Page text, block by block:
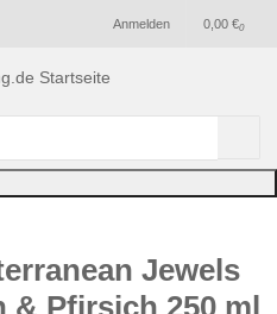
Anmelden 0
0,00 €
Jewels
& Pfirsich 250 ml